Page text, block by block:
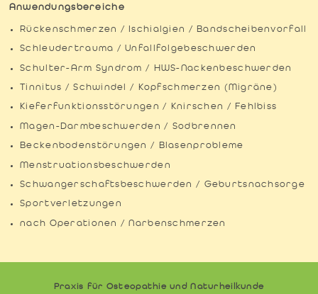
Anwendungsbereiche
Rückenschmerzen / Ischialgien / Bandscheibenvorfall
Schleudertrauma / Unfallfolgebeschwerden
Schulter-Arm Syndrom / HWS-Nackenbeschwerden
Tinnitus / Schwindel / Kopfschmerzen (Migräne)
Kieferfunktionsstörungen / Knirschen / Fehlbiss
Magen-Darmbeschwerden / Sodbrennen
Beckenbodenstörungen / Blasenprobleme
Menstruationsbeschwerden
Schwangerschaftsbeschwerden / Geburtsnachsorge
Sportverletzungen
nach Operationen / Narbenschmerzen
Praxis für Osteopathie und Naturheilkunde